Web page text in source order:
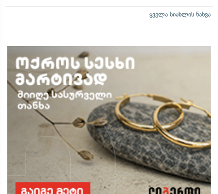
ყველა სიახლის ნახვა